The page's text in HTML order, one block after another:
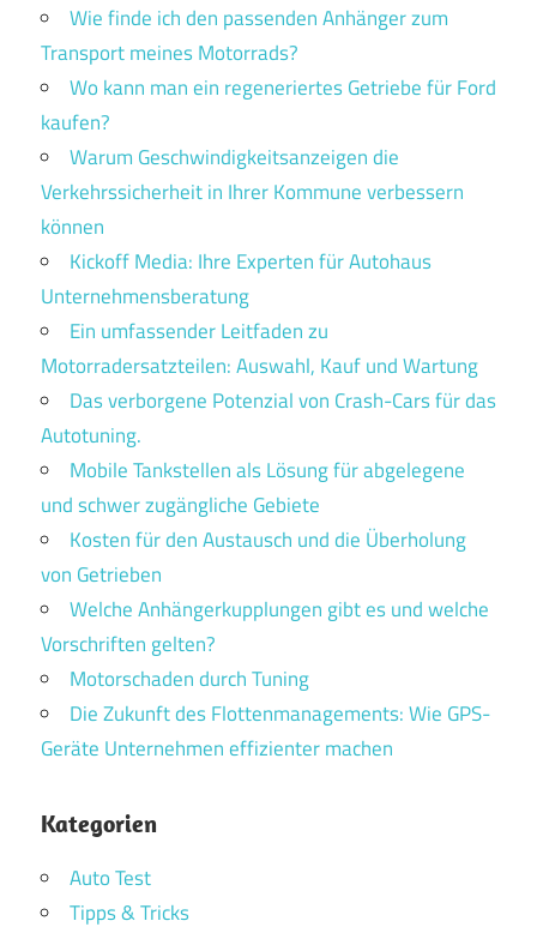
Wie finde ich den passenden Anhänger zum
Transport meines Motorrads?
Wo kann man ein regeneriertes Getriebe für Ford
kaufen?
Warum Geschwindigkeitsanzeigen die
Verkehrssicherheit in Ihrer Kommune verbessern
können
Kickoff Media: Ihre Experten für Autohaus
Unternehmensberatung
Ein umfassender Leitfaden zu
Motorradersatzteilen: Auswahl, Kauf und Wartung
Das verborgene Potenzial von Crash-Cars für das
Autotuning.
Mobile Tankstellen als Lösung für abgelegene
und schwer zugängliche Gebiete
Kosten für den Austausch und die Überholung
von Getrieben
Welche Anhängerkupplungen gibt es und welche
Vorschriften gelten?
Motorschaden durch Tuning
Die Zukunft des Flottenmanagements: Wie GPS-
Geräte Unternehmen effizienter machen
Kategorien
Auto Test
Tipps & Tricks